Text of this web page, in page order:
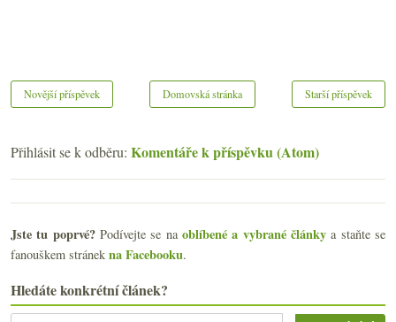
Novější příspěvek Starší příspěvek
Domovská stránka
Přihlásit se k odběru: Komentáře k příspěvku (Atom)
Jste tu poprvé?Podívejte se naoblíbené a vybrané články a staňte se
fanouškem stránek na Facebooku.
Hledáte konkrétní článek?